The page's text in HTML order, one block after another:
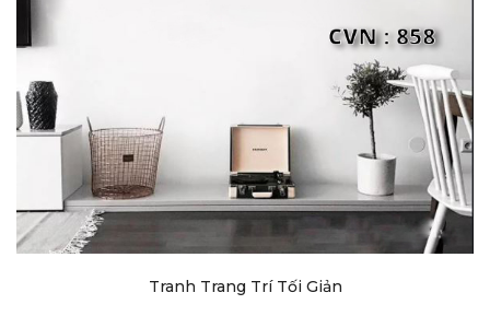
Tranh Trang Trí Tối Giản